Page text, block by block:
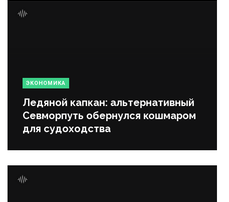
ЭКОНОМИКА
Ледяной капкан: альтернативный
Севморпуть обернулся кошмаром
для судоходства